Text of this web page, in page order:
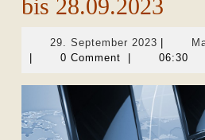
bis 28.09.2023
29. September 2023 29.
0 Comment 06:30